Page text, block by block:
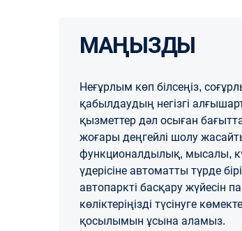
МАҢЫЗДЫ
Неғұрлым көп білсеңіз,
қабылдаудың негізгі
қызметтер дәл осыған
жоғары деңгейлі шолу
функционалдылық, мысалы,
үдерісіне автоматты түрде
автопаркті басқару жүйесін
көліктеріңізді түсінуге
қосылымын ұсына аламыз.